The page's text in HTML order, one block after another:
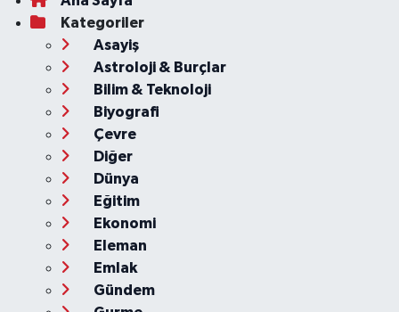
Ana Sayfa
Kategoriler
Asayiş
Astroloji & Burçlar
Bilim & Teknoloji
Biyografi
Çevre
Diğer
Dünya
Eğitim
Ekonomi
Eleman
Emlak
Gündem